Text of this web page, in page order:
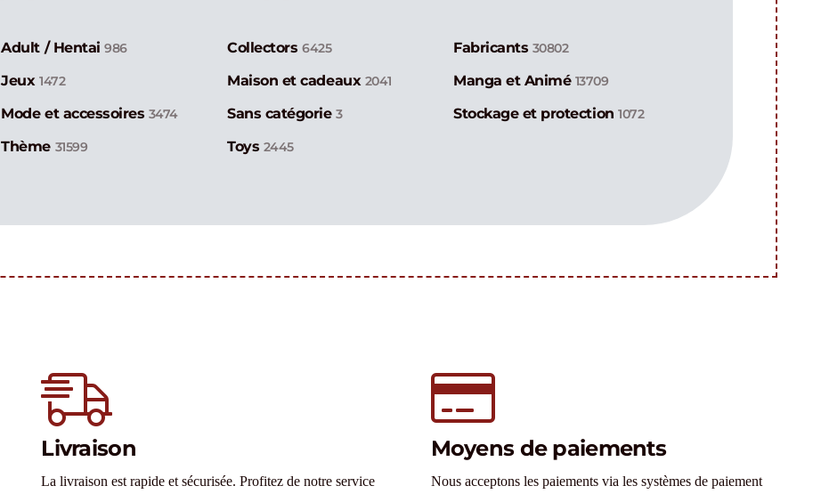
Adult / Hentai986 Collectors 6425 Fabricants 30802
Jeux 1472 Maison et cadeaux 2041 Manga et Animé 13709
Mode et accessoires 3474 Sans catégorie3 Stockage et protection1072
Thème 31599 Toys 2445
Livraison
La livraison est rapide et sécurisée. Profitez de notre service
Moyens de paiements
Nous acceptons les paiements via les systèmes de paiement